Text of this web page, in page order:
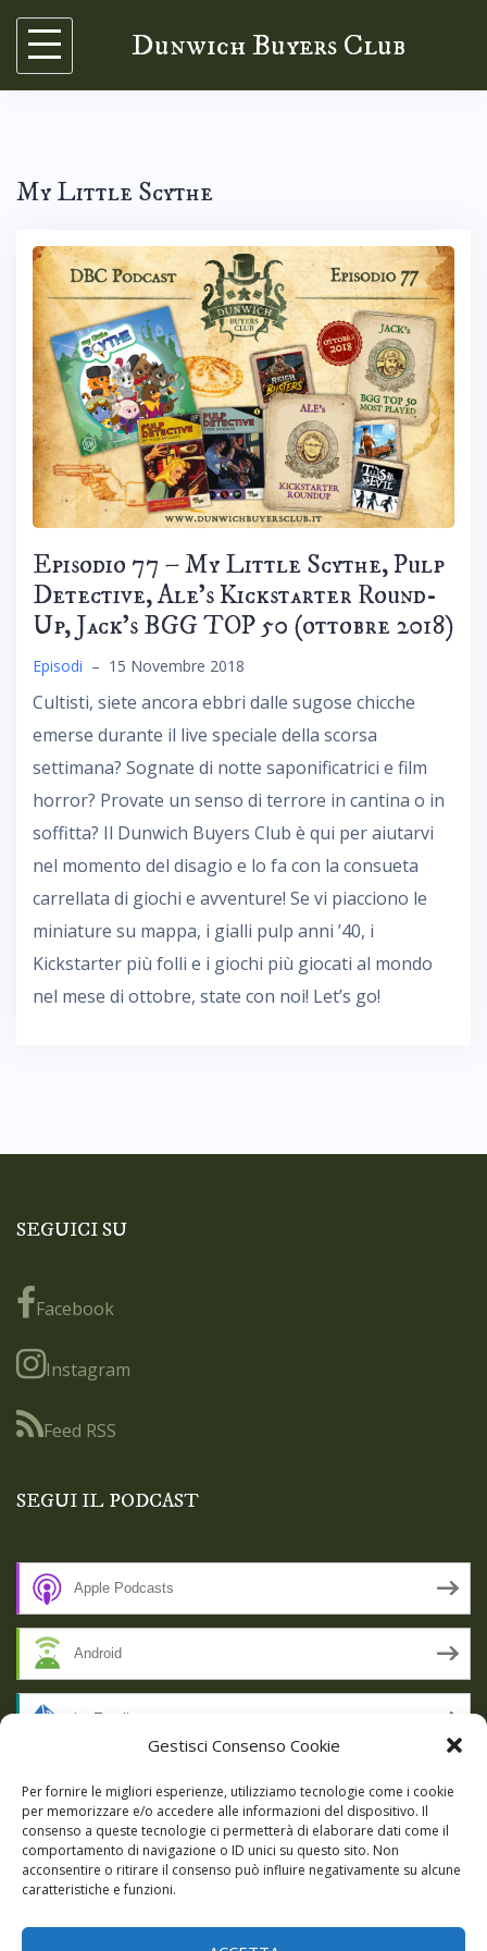
Gestisci Consenso Cookie
Per fornire le migliori esperienze, utilizziamo tecnologie come i cookie
per memorizzare e/o accedere alle informazioni del dispositivo. Il
consenso a queste tecnologie ci permetterà di elaborare dati come il
comportamento di navigazione o ID unici su questo sito. Non
acconsentire o ritirare il consenso può influire negativamente su alcune
caratteristiche e funzioni.
Skip
content
Dunwich Buyers Club
My Little Scythe
Episodio 77 – My Little Scythe, Pulp
Detective, Ale’s Kickstarter Round-
Up, Jack’s BGG TOP 50 (ottobre 2018)
Episodi – 15 Novembre 2018
Cultisti, siete ancora ebbri dalle sugose chicche
emerse durante il live speciale della scorsa
settimana? Sognate di notte saponificatrici e film
horror? Provate un senso di terrore in cantina o in
soffitta? Il Dunwich Buyers Club è qui per aiutarvi
nel momento del disagio e lo fa con la consueta
carrellata di giochi e avventure! Se vi piacciono le
miniature su mappa, i gialli pulp anni ’40, i
Kickstarter più folli e i giochi più giocati al mondo
nel mese di ottobre, state con noi! Let’s go!
SEGUICI SU
Facebook
Instagram
Feed RSS
SEGUI IL PODCAST
Apple Podcasts
Android
by Email
RSS
SSL SECURE